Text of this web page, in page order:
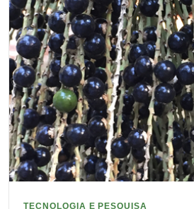
TECNOLOGIA E PESQUISA